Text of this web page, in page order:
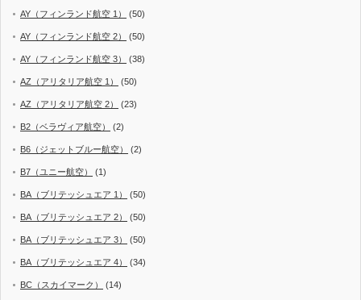
AY（フィンランド航空 1） (50)
AY（フィンランド航空 2） (50)
AY（フィンランド航空 3） (38)
AZ（アリタリア航空 1） (50)
AZ（アリタリア航空 2） (23)
B2（ベラヴィア航空） (2)
B6（ジェットブルー航空） (2)
B7（ユニー航空） (1)
BA（ブリテッシュエア 1） (50)
BA（ブリテッシュエア 2） (50)
BA（ブリテッシュエア 3） (50)
BA（ブリテッシュエア 4） (34)
BC（スカイマーク） (14)